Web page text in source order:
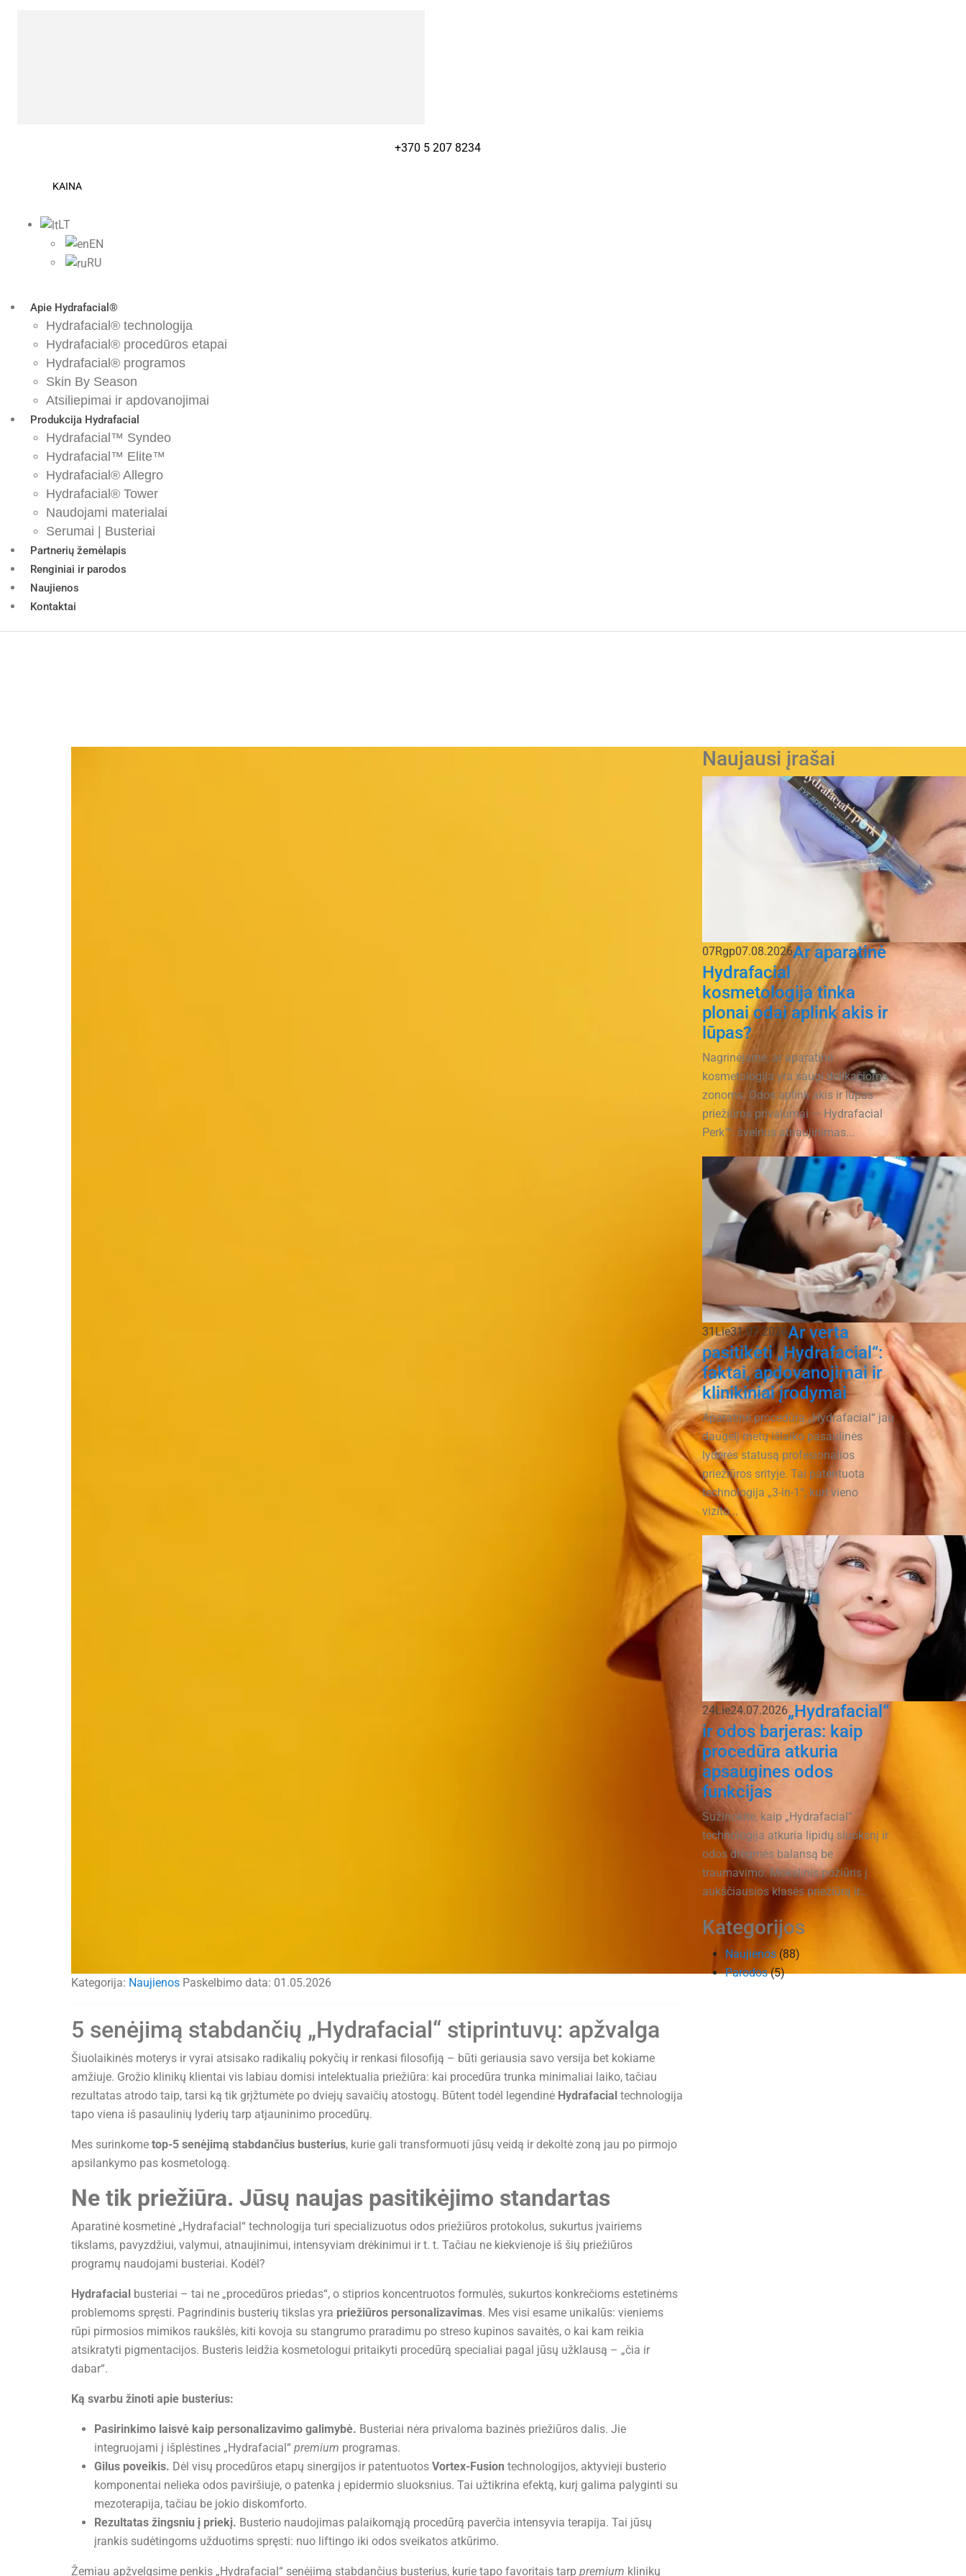
+370 5 207 8234
KAINA
LT
EN
RU
Apie Нydrafacial®
Hydrafacial® technologija
Hydrafacial® procedūros etapai
Hydrafacial® programos
Skin By Season
Atsiliepimai ir apdovanojimai
Produkcija Hydrafacial
Hydrafacial™ Syndeo
Hydrafacial™ Elite™
Hydrafacial® Allegro
Hydrafacial® Tower
Naudojami materialai
Serumai | Busteriai
Partnerių žemėlapis
Renginiai ir parodos
Naujienos
Kontaktai
Kategorija: Naujienos Paskelbimo data: 01.05.2026
5 senėjimą stabdančių „Hydrafacial“ stiprintuvų: apžvalga
Šiuolaikinės moterys ir vyrai atsisako radikalių pokyčių ir renkasi filosofiją – būti geriausia savo versija bet kokiame
amžiuje. Grožio klinikų klientai vis labiau domisi intelektualia priežiūra: kai procedūra trunka minimaliai laiko, tačiau
rezultatas atrodo taip, tarsi ką tik grįžtumėte po dviejų savaičių atostogų. Būtent todėl legendinė Hydrafacial technologija
tapo viena iš pasaulinių lyderių tarp atjauninimo procedūrų.
Mes surinkome top-5 senėjimą stabdančius busterius, kurie gali transformuoti jūsų veidą ir dekoltė zoną jau po pirmojo
apsilankymo pas kosmetologą.
Ne tik priežiūra. Jūsų naujas pasitikėjimo standartas
Aparatinė kosmetinė „Hydrafacial“ technologija turi specializuotus odos priežiūros protokolus, sukurtus įvairiems
tikslams, pavyzdžiui, valymui, atnaujinimui, intensyviam drėkinimui ir t. t. Tačiau ne kiekvienoje iš šių priežiūros
programų naudojami busteriai. Kodėl?
Hydrafacial busteriai – tai ne „procedūros priedas“, o stiprios koncentruotos formulės, sukurtos konkrečioms estetinėms
problemoms spręsti. Pagrindinis busterių tikslas yra priežiūros personalizavimas. Mes visi esame unikalūs: vieniems
rūpi pirmosios mimikos raukšlės, kiti kovoja su stangrumo praradimu po streso kupinos savaitės, o kai kam reikia
atsikratyti pigmentacijos. Busteris leidžia kosmetologui pritaikyti procedūrą specialiai pagal jūsų užklausą – „čia ir
dabar“.
Ką svarbu žinoti apie busterius:
Pasirinkimo laisvė kaip personalizavimo galimybė. Busteriai nėra privaloma bazinės priežiūros dalis. Jie
integruojami į išplėstines „Hydrafacial“ premium programas.
Gilus poveikis. Dėl visų procedūros etapų sinergijos ir patentuotos Vortex-Fusion technologijos, aktyvieji busterio
komponentai nelieka odos paviršiuje, o patenka į epidermio sluoksnius. Tai užtikrina efektą, kurį galima palyginti su
mezoterapija, tačiau be jokio diskomforto.
Rezultatas žingsniu į priekį. Busterio naudojimas palaikomąją procedūrą paverčia intensyvia terapija. Tai jūsų
įrankis sudėtingoms užduotims spręsti: nuo liftingo iki odos sveikatos atkūrimo.
Žemiau apžvelgsime penkis „Hydrafacial“ senėjimą stabdančius busterius, kurie tapo favoritais tarp premium klinikų
Naujausi įrašai
07Rgp07.08.2026Ar aparatinė
Hydrafacial
kosmetologija tinka
plonai odai aplink akis ir
lūpas?
Nagrinėjame, ar aparatinė
kosmetologija yra saugi delikačioms
zonoms. Odos aplink akis ir lūpas
priežiūros privalumai — Hydrafacial
Perk™: švelnus atnaujinimas...
31Lie31.07.2026Ar verta
pasitikėti „Hydrafacial“:
faktai, apdovanojimai ir
klinikiniai įrodymai
Aparatinė procedūra „Hydrafacial“ jau
daugelį metų išlaiko pasaulinės
lyderės statusą profesionalios
priežiūros srityje. Tai patentuota
technologija „3-in-1“, kuri vieno
vizito...
24Lie24.07.2026„Hydrafacial“
ir odos barjeras: kaip
procedūra atkuria
apsaugines odos
funkcijas
Sužinokite, kaip „Hydrafacial“
technologija atkuria lipidų sluoksnį ir
odos drėgmės balansą be
traumavimo. Mokslinis požiūris į
aukščiausios klasės priežiūrą ir...
Kategorijos
Naujienos(88)
Parodos(5)